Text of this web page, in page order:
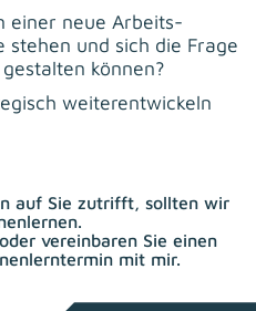
einer neue Arbeits-
stehen und sich die Frage
können?
weiterentwickeln
auf Sie zutrifft, sollten wir
vereinbaren Sie einen
mit mir.